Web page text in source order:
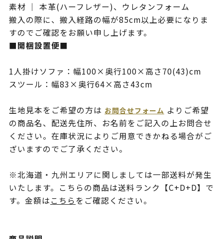
素材 ｜ 本革(ハーフレザー)、ウレタンフォーム
搬入の際に、搬入経路の幅が85cm以上必要になりま
すのでご確認をお願い申し上げます。
■開梱設置便■
1人掛けソファ：幅100×奥行100×高さ70(43)cm
スツール：幅83×奥行64×高さ43cm
生地見本をご希望の方は お問合せフォーム よりご希望
の商品名、配送先住所、お名前をご記入の上お問合せ
ください。在庫状況によりご用意できかねる場合がご
ざいますのでご了承ください。
※北海道・九州エリアに関しましては一部送料が発生
いたします。こちらの商品は送料ランク【C+D+D】で
す。金額はこちらをご確認ください。